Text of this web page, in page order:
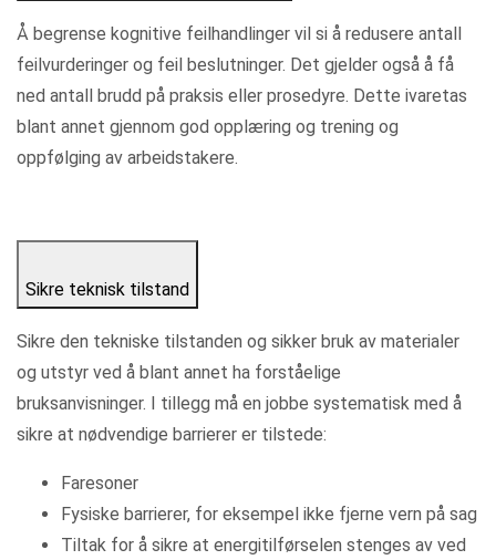
Å begrense kognitive feilhandlinger vil si å redusere antall
feilvurderinger og feil beslutninger. Det gjelder også å få
ned antall brudd på praksis eller prosedyre. Dette ivaretas
blant annet gjennom god opplæring og trening og
oppfølging av arbeidstakere.
Sikre teknisk tilstand
Sikre den tekniske tilstanden og sikker bruk av materialer
og utstyr ved å blant annet ha forståelige
bruksanvisninger. I tillegg må en jobbe systematisk med å
sikre at nødvendige barrierer er tilstede:
Faresoner
Fysiske barrierer, for eksempel ikke fjerne vern på sag
Tiltak for å sikre at energitilførselen stenges av ved